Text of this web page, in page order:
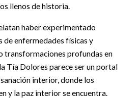
llenos de historia.
haber experimentado
de enfermedades físicas y
transformaciones profundas en
Tía Dolores parece ser un portal
interior, donde los
y la paz interior se encuentra.